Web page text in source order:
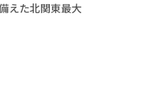
えた北関東最大